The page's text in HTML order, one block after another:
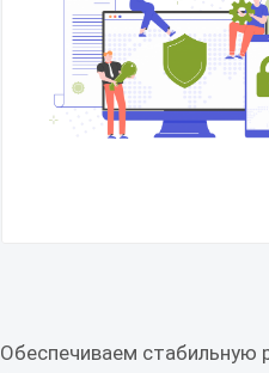
Обеспечиваем стабильную